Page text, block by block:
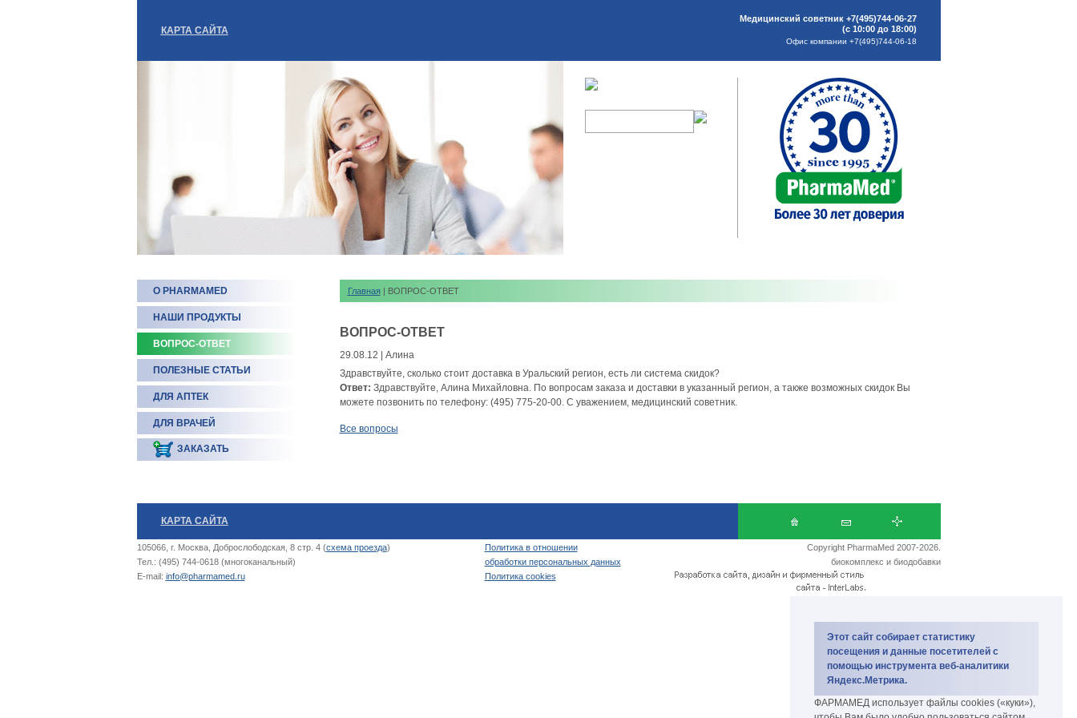
Этот сайт собирает статистику
посещения и данные посетителей с
помощью инструмента веб-аналитики
Яндекс.Метрика.
ФАРМАМЕД использует файлы cookies («куки»),
КАРТА САЙТА
Медицинский советник +7(495)744-06-27
(с 10:00 до 18:00)
Офис компании +7(495)744-06-18
О PHARMAMED
НАШИ ПРОДУКТЫ
ВОПРОС-ОТВЕТ
ПОЛЕЗНЫЕ СТАТЬИ
ДЛЯ АПТЕК
ДЛЯ ВРАЧЕЙ
ЗАКАЗАТЬ
Главная | ВОПРОС-ОТВЕТ
ВОПРОС-ОТВЕТ
29.08.12 | Алина
Здравствуйте, сколько стоит доставка в Уральский регион, есть ли система скидок?
Ответ: Здравствуйте, Алина Михайловна. По вопросам заказа и доставки в указанный регион, а также возможных скидок Вы
можете позвонить по телефону: (495) 775-20-00. С уважением, медицинский советник.
Все вопросы
КАРТА САЙТА
105066, г. Москва, Доброслободская, 8 стр. 4 (схема проезда)
Тел.: (495) 744-0618 (многоканальный)
E-mail: info@pharmamed.ru
Политика в отношении
обработки персональных данных
Политика cookies
Copyright PharmaMed 2007-2026.
биокомплекс и биодобавки